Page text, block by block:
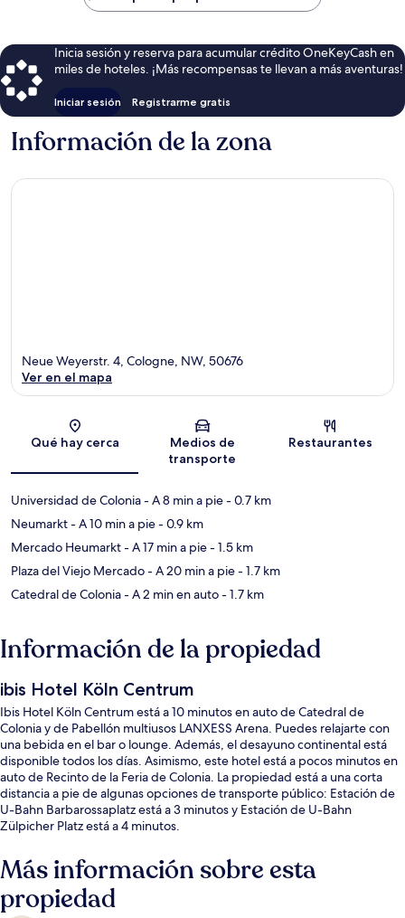
$75
Inicia sesión y reserva para acumular crédito OneKeyCash en
miles de hoteles. ¡Más recompensas te llevan a más aventuras!
Iniciar sesión Registrarme gratis
Información de la zona
Sección del mapa
Neue Weyerstr. 4, Cologne, NW, 50676
Ver en el mapa
Qué hay cerca
Medios de
transporte
Restaurantes
Universidad de Colonia- A 8 min a pie- 0.7 km
Neumarkt- A 10 min a pie- 0.9 km
Mercado Heumarkt- A 17 min a pie- 1.5 km
Plaza del Viejo Mercado- A 20 min a pie- 1.7 km
Catedral de Colonia- A 2 min en auto- 1.7 km
Información de la propiedad
ibis Hotel Köln Centrum
Ibis Hotel Köln Centrum está a 10 minutos en auto de Catedral de
Colonia y de Pabellón multiusos LANXESS Arena. Puedes relajarte con
una bebida en el bar o lounge. Además, el desayuno continental está
disponible todos los días. Asimismo, este hotel está a pocos minutos en
auto de Recinto de la Feria de Colonia. La propiedad está a una corta
distancia a pie de algunas opciones de transporte público: Estación de
U-Bahn Barbarossaplatz está a 3 minutos y Estación de U-Bahn
Zülpicher Platz está a 4 minutos.
Más información sobre esta
propiedad